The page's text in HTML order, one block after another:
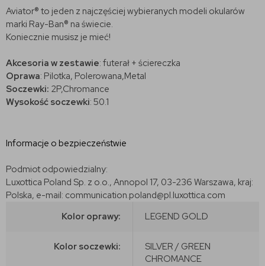
Aviator® to jeden z najczęściej wybieranych modeli okularów
marki Ray-Ban® na świecie.
Koniecznie musisz je mieć!
Akcesoria w zestawie: futerał + ściereczka
Oprawa: Pilotka, Polerowana,Metal
Soczewki: 2P,Chromance
Wysokość soczewki: 50.1
Informacje o bezpieczeństwie
Podmiot odpowiedzialny:
Luxottica Poland Sp. z o.o., Annopol 17, 03-236 Warszawa, kraj:
Polska, e-mail: communication.poland@pl.luxottica.com
Kolor oprawy:
LEGEND GOLD
Kolor soczewki:
SILVER / GREEN
CHROMANCE